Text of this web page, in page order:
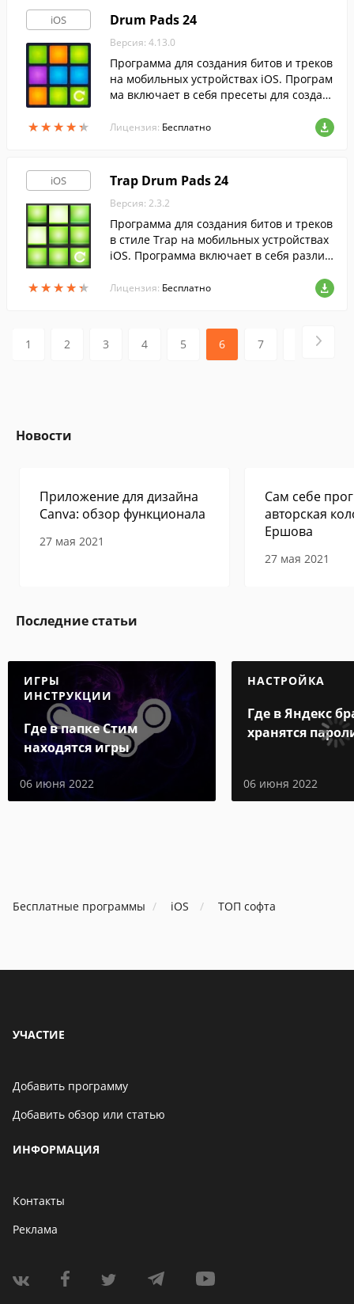
iOS
★★★★★
★★★★★
Drum Pads 24
Версия: 4.13.0
Программа для создания битов и треков
на мобильных устройствах iOS. Програм
ма включает в себя пресеты для создан
узыкальных направлений.
Лицензия: Бесплатно
iOS
★★★★★
★★★★★
Trap Drum Pads 24
Версия: 2.3.2
Программа для создания битов и треков
в стиле Trap на мобильных устройствах
iOS. Программа включает в себя различ
ассных треков.
Лицензия: Бесплатно
1 2 3 4 5 6 7
Новости
Приложение для дизайна
Canva: обзор функционала
27 мая 2021
Сам себе
авторская
Ершова
27 мая 2021
Последние статьи
ИГРЫ
ИНСТРУКЦИИ
Где в папке Стим
находятся игры
06 июня 2022
НАСТРОЙКА
Где в Яндекс
хранятся
06 июня 2022
Бесплатные программы iOS ТОП софта
УЧАСТИЕ
Добавить программу
Добавить обзор или статью
ИНФОРМАЦИЯ
Контакты
Реклама